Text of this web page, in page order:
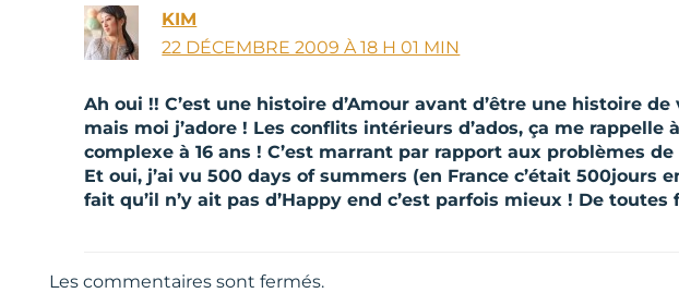
KIM
22 DÉCEMBRE 2009 À 18 H 01 MIN
Ah oui !! C’est une histoire d’Amour avant d’être une histoire
mais moi j’adore ! Les conflits intérieurs d’ados, ça me
complexe à 16 ans ! C’est marrant par rapport aux problèmes
Et oui, j’ai vu 500 days of summers (en France c’était 500jours
fait qu’il n’y ait pas d’Happy end c’est parfois mieux ! De
Les commentaires sont fermés.